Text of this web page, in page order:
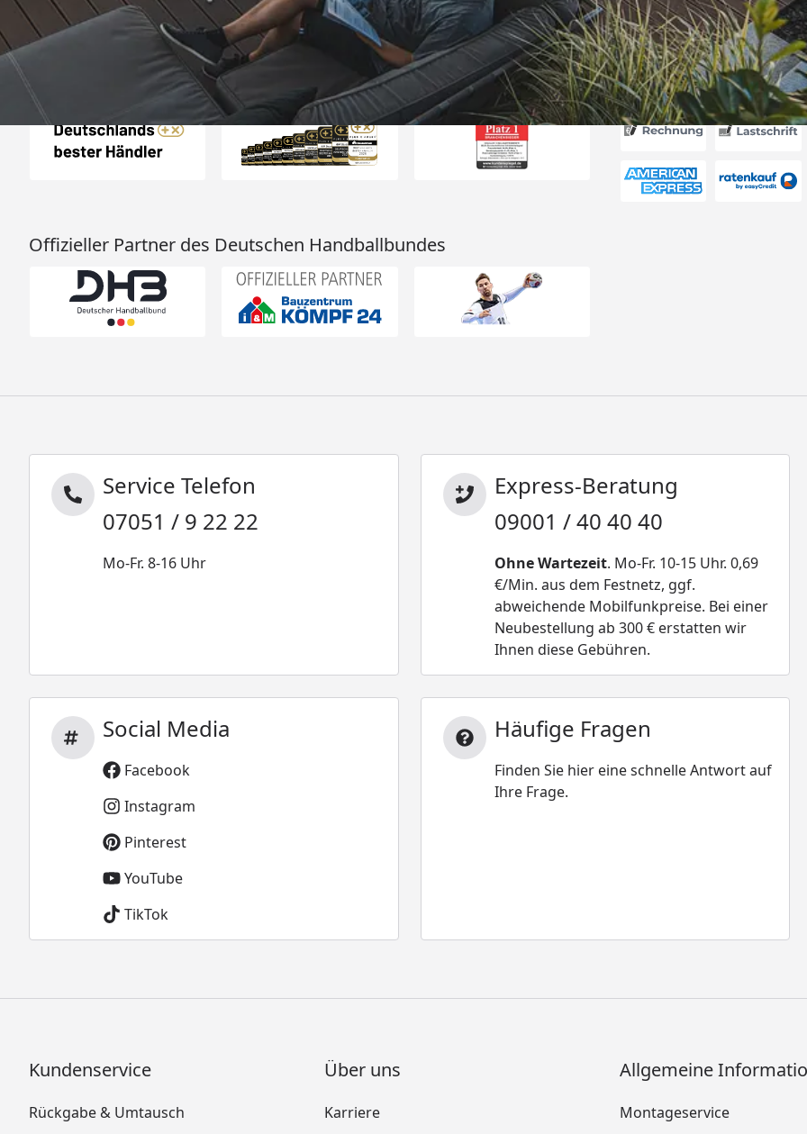
Auszeichnungen Akzeptierte
Offizieller Partner des Deutschen Handballbundes
Service Telefon
07051 / 9 22 22
Mo-Fr. 8-16 Uhr
Express-Beratung
09001 / 40 40 40
Ohne Wartezeit. Mo-Fr. 10-15 Uhr. 0,69
€/Min. aus dem Festnetz, ggf.
abweichende Mobilfunkpreise. Bei einer
Neubestellung ab 300 € erstatten wir
Ihnen diese Gebühren.
Social Media
Facebook
Instagram
Pinterest
YouTube
TikTok
Häufige Fragen
Finden Sie hier eine schnelle Antwort auf
Ihre Frage.
Kundenservice
Rückgabe & Umtausch
Über uns
Karriere
Allgemeine
Montageservice